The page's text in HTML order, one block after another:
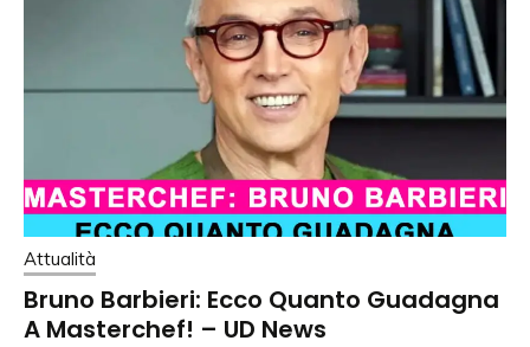
Attualità
Bruno Barbieri: Ecco Quanto Guadagna
A Masterchef! – UD News